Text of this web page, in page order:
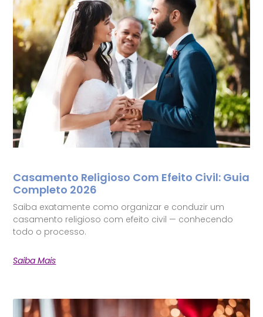
Casamento Religioso Com Efeito Civil: Guia
Completo 2026
Saiba exatamente como organizar e conduzir um
casamento religioso com efeito civil — conhecendo
todo o processo.
Saiba Mais